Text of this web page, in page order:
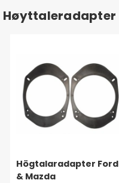
Høyttaleradapter
Högtalaradapter Ford
& Mazda